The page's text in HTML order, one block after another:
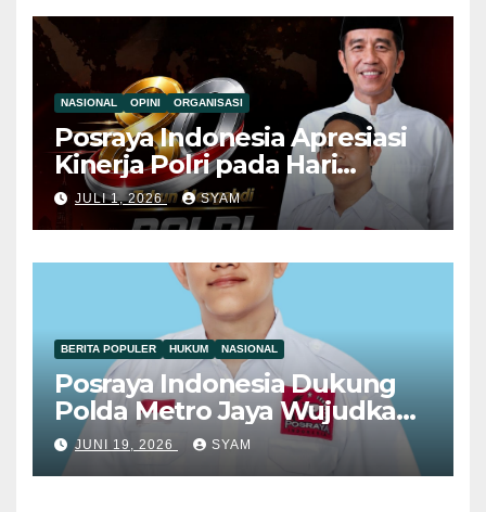
NASIONAL OPINI ORGANISASI
Posraya Indonesia Apresiasi
Kinerja Polri pada Hari
Bhayangkara ke-80, Dorong
Penguatan Sinergitas Demi
JULI 1, 2026 SYAM
BERITA POPULER HUKUM NASIONAL
Posraya Indonesia Dukung
Polda Metro Jaya Wujudkan
Penegakan Hukum yang
Berkeadilan
JUNI 19, 2026 SYAM